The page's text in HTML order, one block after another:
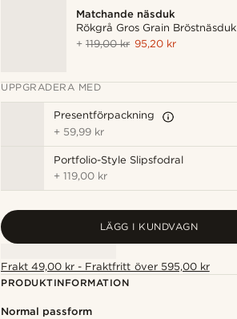
Matchande näsduk
Rökgrå Gros Grain Bröstnäsduk
+119,00 kr 95,20 kr
UPPGRADERA MED
Presentförpackning
+ 59,99 kr
Portfolio-Style Slipsfodral
+119,00 kr
LÄGG I KUNDVAGN
Frakt 49,00 kr - Fraktfritt över 595,00 kr
PRODUKTINFORMATION
Normal passform